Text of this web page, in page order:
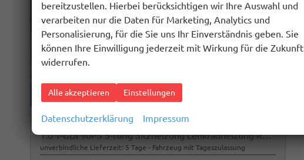
Hyundai i20
1.0 T-GDI 90PS 5-türig Sitzheizung Lenkradheizung Rückf.Kamera PDC Klima Apple CarPlay Android Auto Tempomat Touchscreen
unverbindliche Lieferzeit: 5 Tage Fahrzeug mit Tageszulassung
bereitzustellen. Hierbei berücksichtigen wir Ihre Auswahl und
verarbeiten nur die Daten für Marketing, Analytics und
Personalisierung, für die Sie uns Ihr Einverständnis geben. Sie
können Ihre Einwilligung jederzeit mit Wirkung für die Zukunft
widerrufen.
Alle akzeptieren Einstellungen
Datenschutzerklärung Impressum